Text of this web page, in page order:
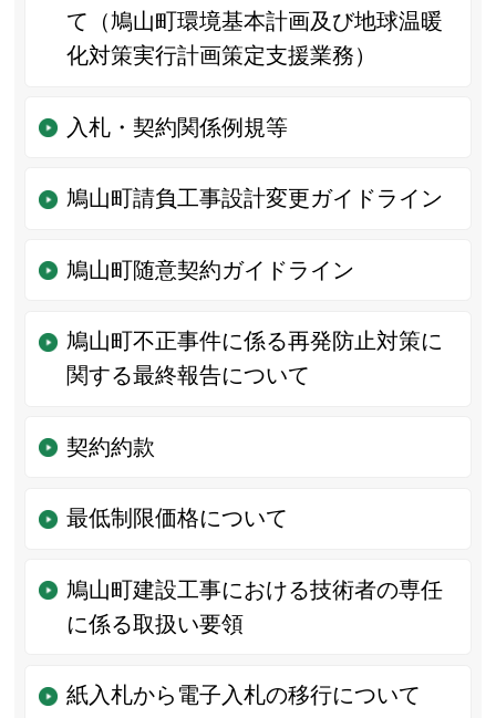
て（鳩山町環境基本計画及び地球温暖
化対策実行計画策定支援業務）
入札・契約関係例規等
鳩山町請負工事設計変更ガイドライン
鳩山町随意契約ガイドライン
鳩山町不正事件に係る再発防止対策に
関する最終報告について
契約約款
最低制限価格について
鳩山町建設工事における技術者の専任
に係る取扱い要領
紙入札から電子入札の移行について